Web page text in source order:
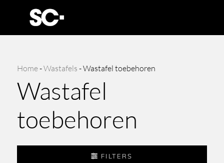
Home-Wastafels -Wastafel toebehoren
Wastafel
toebehoren
FILTERS